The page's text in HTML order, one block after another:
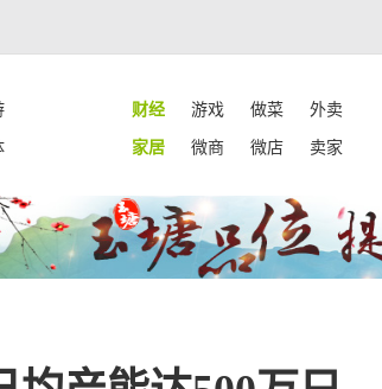
财经 游戏 做菜 外卖
家居 微商 微店 卖家